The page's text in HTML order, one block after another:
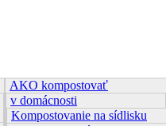
AKO kompostovať
v domácnosti
Kompostovanie na sídlisku